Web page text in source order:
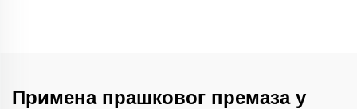
Примена прашковог премаза у